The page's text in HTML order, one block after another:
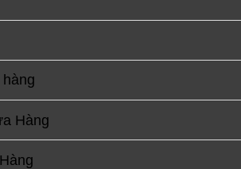
Hàng